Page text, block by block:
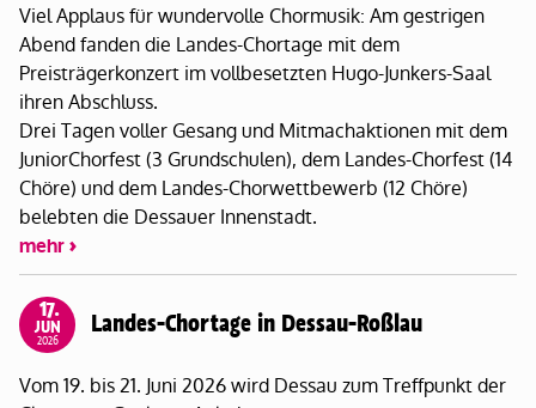
Viel Applaus für wundervolle Chormusik: Am gestrigen
Abend fanden die Landes-Chortage mit dem
Preisträgerkonzert im vollbesetzten Hugo-Junkers-Saal
ihren Abschluss.
Drei Tagen voller Gesang und Mitmachaktionen mit dem
JuniorChorfest (3 Grundschulen), dem Landes-Chorfest (14
Chöre) und dem Landes-Chorwettbewerb (12 Chöre)
belebten die Dessauer Innenstadt.
mehr
17.
JUN
2026 Landes-Chortage in Dessau-Roßlau
Vom 19. bis 21. Juni 2026 wird Dessau zum Treffpunkt der